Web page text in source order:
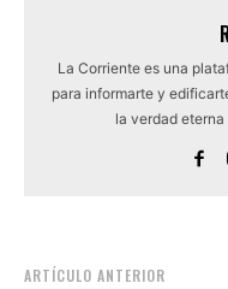
La Corriente es una
para informarte y
la verdad
ARTÍCULO ANTERIOR